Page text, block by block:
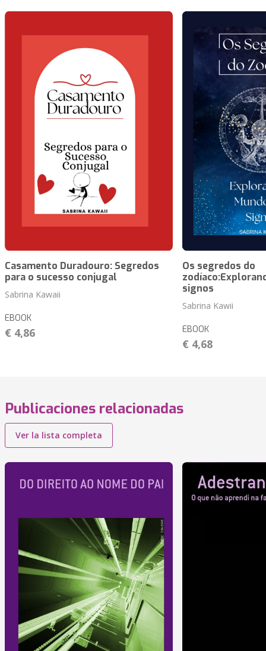
Casamento Duradouro: Segredos
para o sucesso conjugal
Sabrina Kawaii
EBOOK
€ 4,86
Os segredos do
signos
Sabrina Kawii
EBOOK
€ 4,68
Publicaciones relacionadas
Ver la lista completa